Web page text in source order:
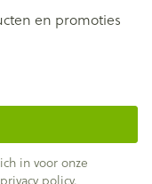
en promoties
in voor onze
privacy policy.